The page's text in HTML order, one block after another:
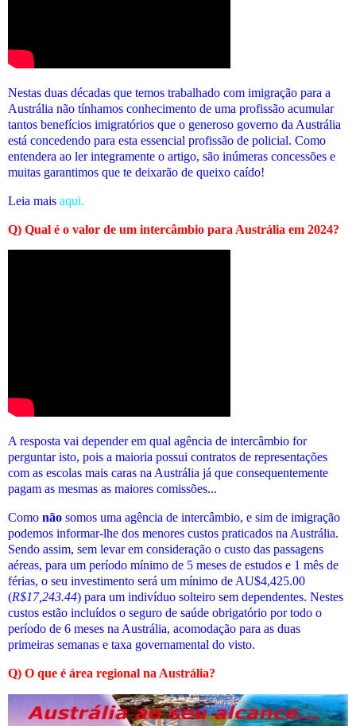
Nestas duas décadas que temos trabalhado com imigração para a
Austrália não tínhamos conhecimento de uma profissão acumular
tantos benefícios imigratórios que o generoso governo da Austrália
está concedendo para esta essencial profissão de policial. Como
entendera ao ler integramente o artigo, são inúmeras concessões e
muitas garantimos que te deixarão de queixo caído!
Leia mais aqui.
Q) Qual é o valor de um intercâmbio para Austrália em 2024?
A resposta vai depender em qual agência de intercâmbio for
perguntar isto, pois a maioria possui contratos de representações
com as escolas mais caras na Austrália já que consequentemente
pagam as mesmas as maiores comissões...
Como não somos uma agência de intercâmbio, e sim de imigração
podemos informar-lhe dos menores custos praticados na Austrália.
Sendo assim, sem levar em consideração o custo das passagens
aéreas, para um período mínimo de 5 meses de estudos e 1 mês de
férias, o seu investimento será um mínimo de AU$4,425.00
(R$17,243.44) para um indivíduo solteiro sem dependentes. Nestes
custos estão incluídos o seguro de saúde obrigatório por todo o
período de 6 meses na Austrália, acomodação para as duas
primeiras semanas e taxa governamental do visto.
Q) O que é área regional na Austrália?